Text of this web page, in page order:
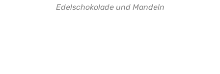
Edelschokolade und Mandeln